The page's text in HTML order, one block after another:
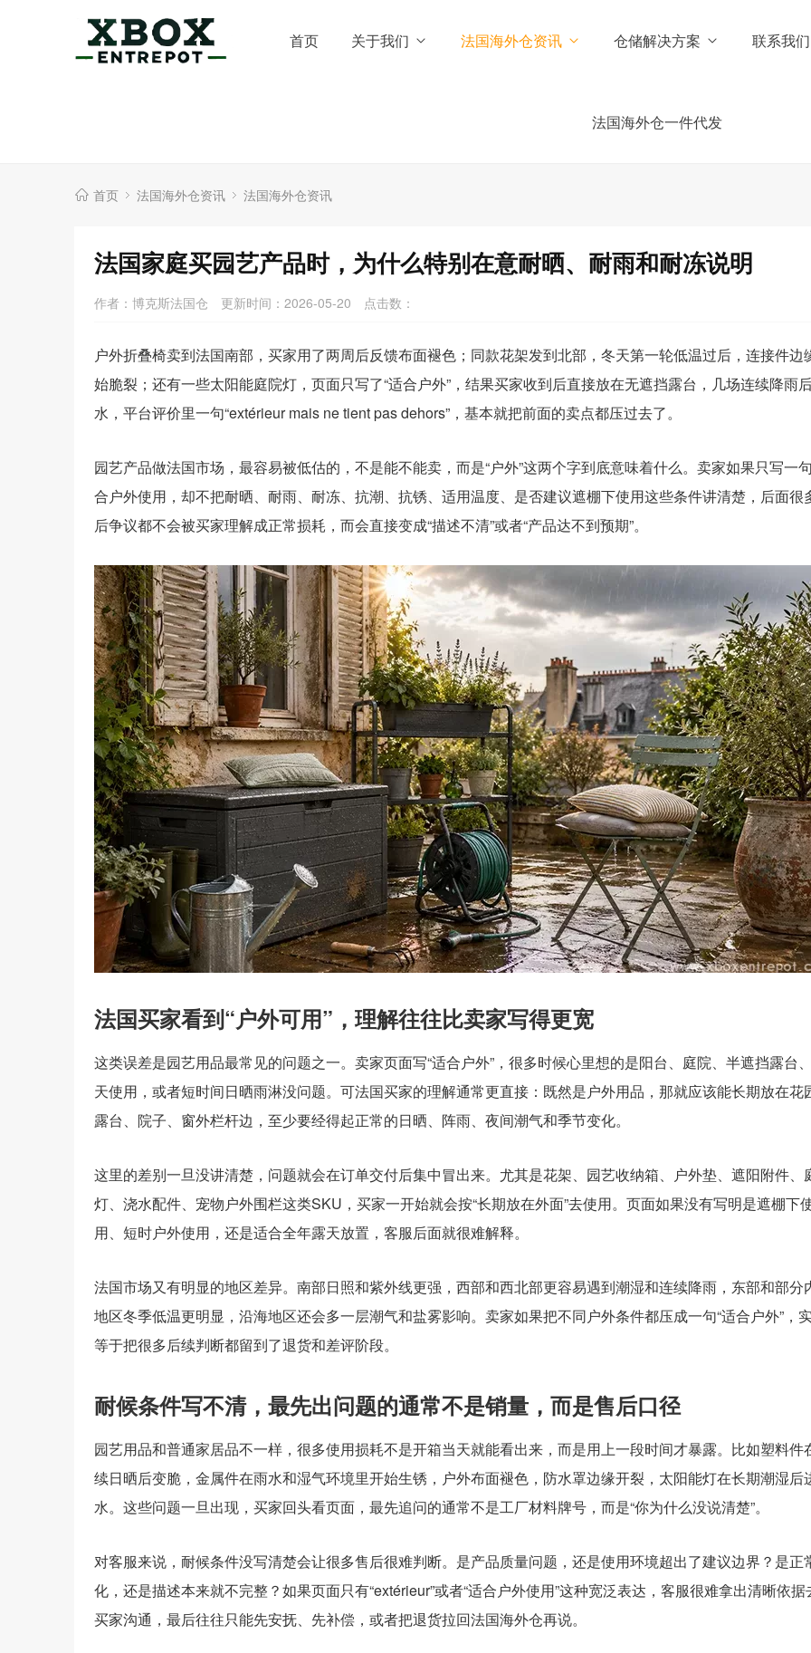
首页 关于我们 法国海外仓资讯 仓储解决方案 联系我们
法国海外仓一件代发
首页 法国海外仓资讯 法国海外仓资讯
法国家庭买园艺产品时，为什么特别在意耐晒、耐雨和耐冻说明
作者：博克斯法国仓 更新时间：2026-05-20 点击数：
户外折叠椅卖到法国南部，买家用了两周后反馈布面褪色；同款花架发到北部，冬天第一轮低温过后，连接件边
始脆裂；还有一些太阳能庭院灯，页面只写了“适合户外”，结果买家收到后直接放在无遮挡露台，几场连续降雨
水，平台评价里一句“extérieur mais ne tient pas dehors”，基本就把前面的卖点都压过去了。
园艺产品做法国市场，最容易被低估的，不是能不能卖，而是“户外”这两个字到底意味着什么。卖家如果只写一
合户外使用，却不把耐晒、耐雨、耐冻、抗潮、抗锈、适用温度、是否建议遮棚下使用这些条件讲清楚，后面很
后争议都不会被买家理解成正常损耗，而会直接变成“描述不清”或者“产品达不到预期”。
法国买家看到“户外可用”，理解往往比卖家写得更宽
这类误差是园艺用品最常见的问题之一。卖家页面写“适合户外”，很多时候心里想的是阳台、庭院、半遮挡露台
天使用，或者短时间日晒雨淋没问题。可法国买家的理解通常更直接：既然是户外用品，那就应该能长期放在花
露台、院子、窗外栏杆边，至少要经得起正常的日晒、阵雨、夜间潮气和季节变化。
这里的差别一旦没讲清楚，问题就会在订单交付后集中冒出来。尤其是花架、园艺收纳箱、户外垫、遮阳附件、
灯、浇水配件、宠物户外围栏这类SKU，买家一开始就会按“长期放在外面”去使用。页面如果没有写明是遮棚下
用、短时户外使用，还是适合全年露天放置，客服后面就很难解释。
法国市场又有明显的地区差异。南部日照和紫外线更强，西部和西北部更容易遇到潮湿和连续降雨，东部和部分
地区冬季低温更明显，沿海地区还会多一层潮气和盐雾影响。卖家如果把不同户外条件都压成一句“适合户外”，
等于把很多后续判断都留到了退货和差评阶段。
耐候条件写不清，最先出问题的通常不是销量，而是售后口径
园艺用品和普通家居品不一样，很多使用损耗不是开箱当天就能看出来，而是用上一段时间才暴露。比如塑料件
续日晒后变脆，金属件在雨水和湿气环境里开始生锈，户外布面褪色，防水罩边缘开裂，太阳能灯在长期潮湿后
水。这些问题一旦出现，买家回头看页面，最先追问的通常不是工厂材料牌号，而是“你为什么没说清楚”。
对客服来说，耐候条件没写清楚会让很多售后很难判断。是产品质量问题，还是使用环境超出了建议边界？是正
化，还是描述本来就不完整？如果页面只有“extérieur”或者“适合户外使用”这种宽泛表达，客服很难拿出清晰依据
买家沟通，最后往往只能先安抚、先补偿，或者把退货拉回法国海外仓再说。